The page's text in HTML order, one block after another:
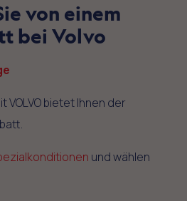
von einem
bei Volvo
VOLVO bietet Ihnen der
und wählen